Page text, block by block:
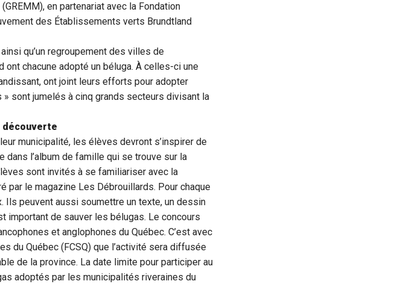
en partenariat avec la Fondation
des Établissements verts Brundtland
qu’un regroupement des villes de
ont chacune adopté un béluga. À celles-ci une
ont joint leurs efforts pour adopter
sont jumelés à cinq grands secteurs divisant la
découverte
municipalité, les élèves devront s’inspirer de
dans l’album de famille qui se trouve sur la
sont invités à se familiariser avec la
par le magazine Les Débrouillards. Pour chaque
peuvent aussi soumettre un texte, un dessin
important de sauver les bélugas. Le concours
et anglophones du Québec. C’est avec
du Québec (FCSQ) que l’activité sera diffusée
de la province. La date limite pour participer au
adoptés par les municipalités riveraines du